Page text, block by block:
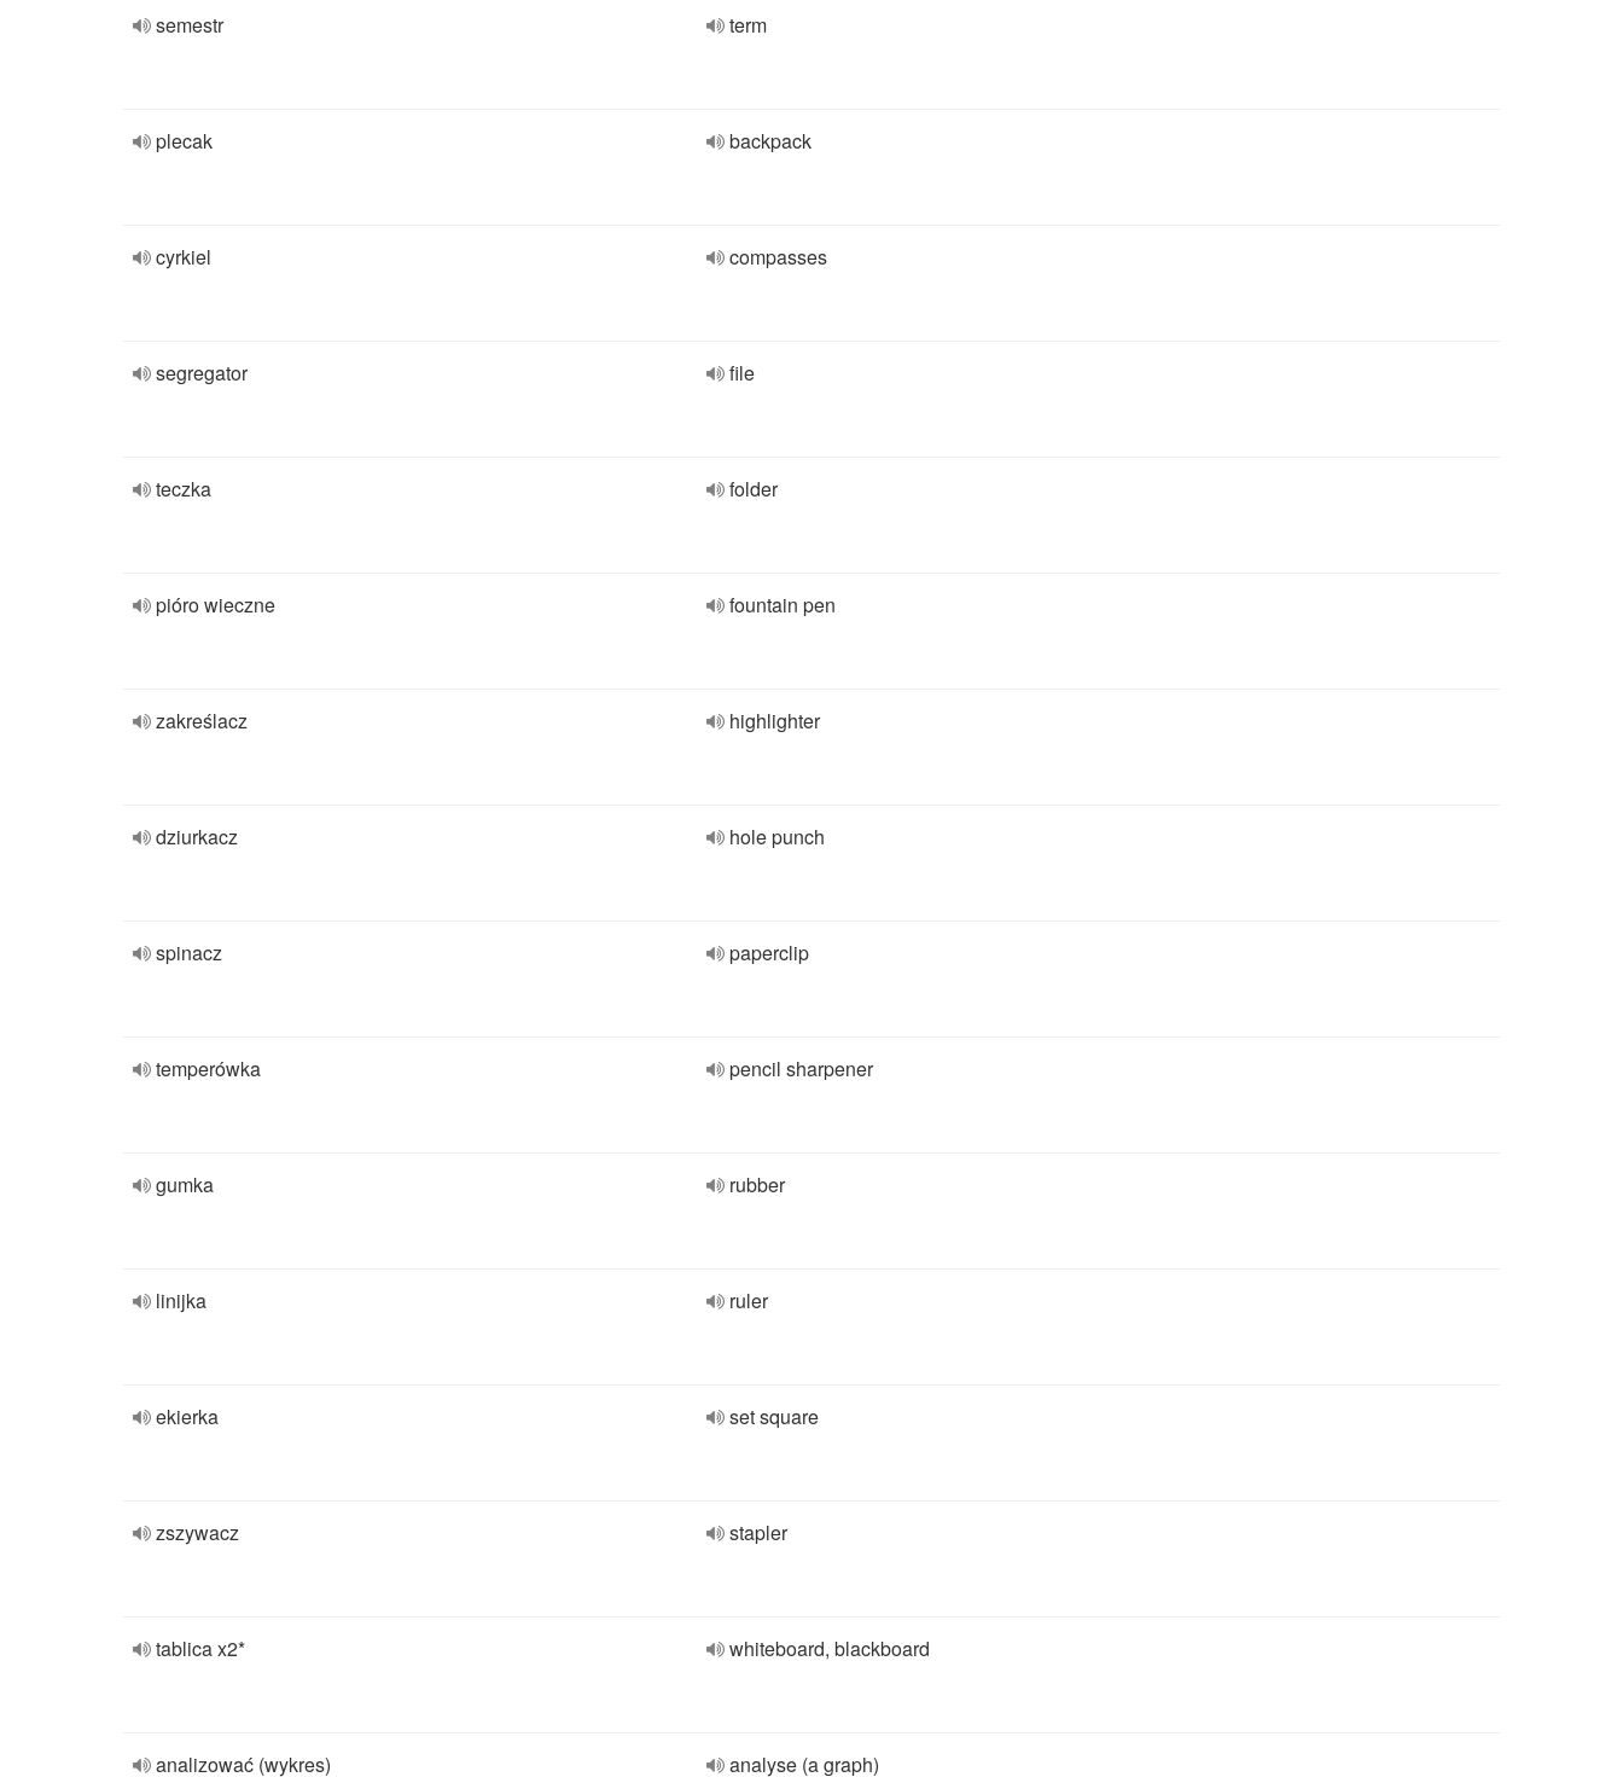
semestr term
plecak backpack
cyrkiel compasses
segregator file
teczka folder
pióro wieczne fountain pen
zakreślacz highlighter
dziurkacz hole punch
spinacz paperclip
temperówka pencil sharpener
gumka rubber
linijka ruler
ekierka set square
zszywacz stapler
tablica x2* whiteboard, blackboard
analizować (wykres) analyse (a graph)